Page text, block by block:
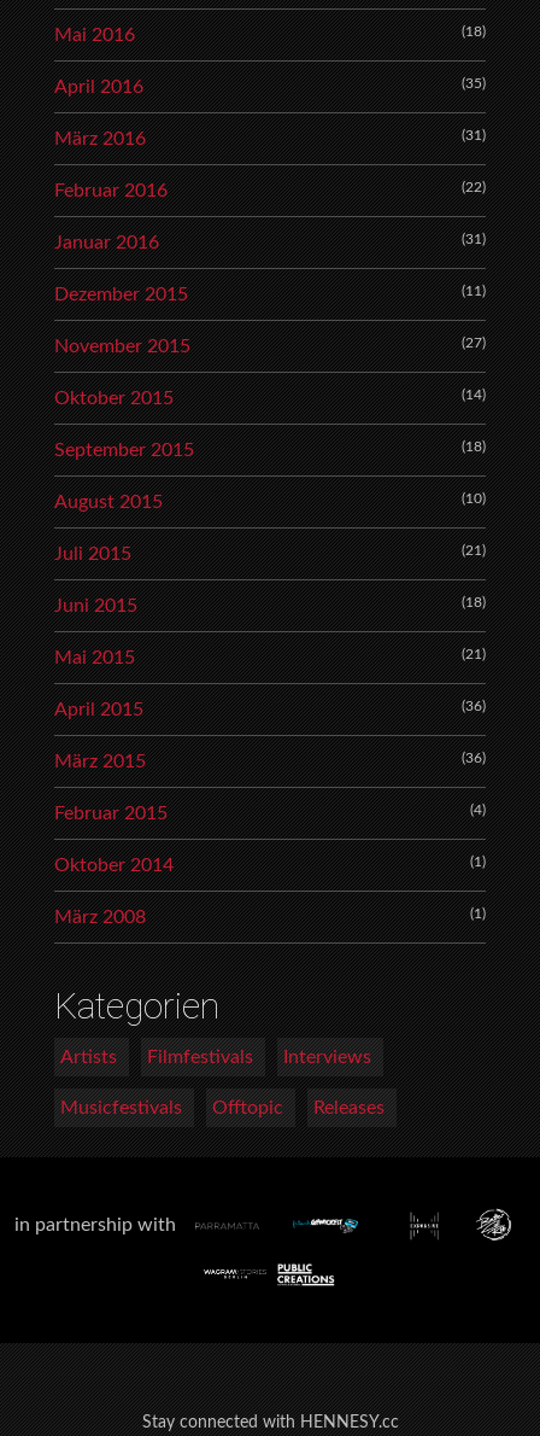
Mai 2016 (18)
April 2016 (35)
März 2016 (31)
Februar 2016 (22)
Januar 2016 (31)
Dezember 2015 (11)
November 2015 (27)
Oktober 2015 (14)
September 2015 (18)
August 2015 (10)
Juli 2015 (21)
Juni 2015 (18)
Mai 2015 (21)
April 2015 (36)
März 2015 (36)
Februar 2015 (4)
Oktober 2014 (1)
März 2008 (1)
Kategorien
Artists Filmfestivals Interviews
Musicfestivals Offtopic Releases
in partnership with
Stay connected with HENNESY.cc